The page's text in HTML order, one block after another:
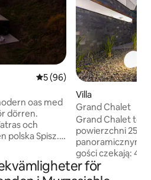
5 av 5 i genomsnittligt
5 (96)
oas med
dörren.
och
och titta på
solnedgång.
Villa
Grand Chalet
Grand Chalet to
powierzchni 250
panoramicznym
gości czekają: 4 klimatyzowane sypialnie,
4 łazienki, jacuzzi
gier z bilardem i
för